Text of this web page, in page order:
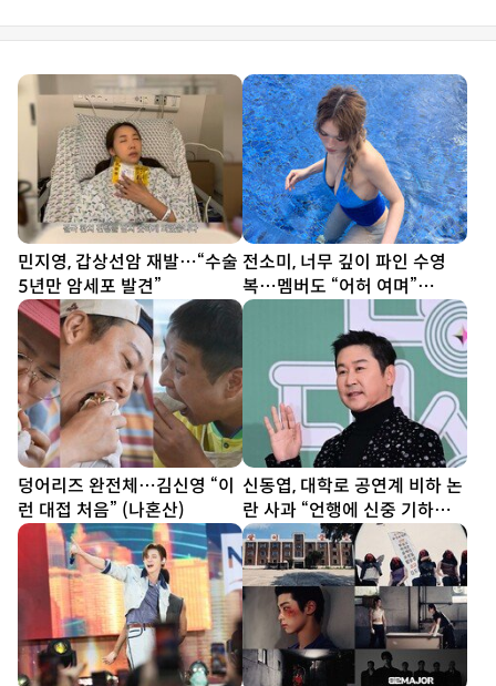
민지영, 갑상선암 재발…“수술
5년만 암세포 발견”
전소미, 너무 깊이 파인 수영
복…멤버도 “어허 여며”
[DA★]
덩어리즈 완전체…김신영 “이
런 대접 처음” (나혼산)
신동엽, 대학로 공연계 비하 논
란 사과 “언행에 신중 기하겠
다”